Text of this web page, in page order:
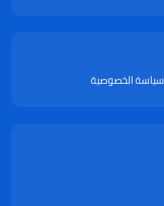
سياسة الخصوصية